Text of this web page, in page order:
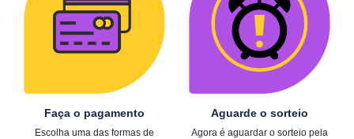
Faça o pagamento
Escolha uma das formas de
Aguarde o sorteio
Agora é aguardar o sorteio pela